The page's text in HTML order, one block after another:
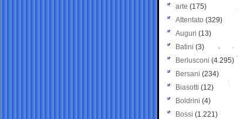
arte (175)
Attentato (329)
Auguri (13)
Batini (3)
Berlusconi (4.295)
Bersani (234)
Biasotti (12)
Boldrini (4)
Bossi (1.221)